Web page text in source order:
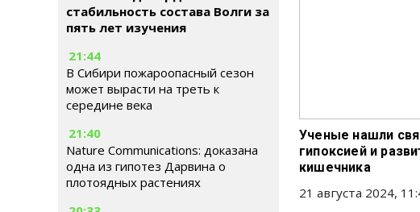
стабильность состава Волги за
пять лет изучения
21:44
В Сибири пожароопасный сезон
может вырасти на треть к
середине века
21:40
Nature Communications: доказана
одна из гипотез Дарвина о
плотоядных растениях
Ученые нашли
гипоксией и
кишечника
21 августа 2024,